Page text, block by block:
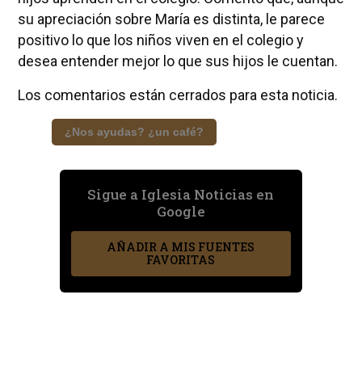
su apreciación sobre María es distinta, le parece
positivo lo que los niños viven en el colegio y
desea entender mejor lo que sus hijos le cuentan.
Los comentarios están cerrados para esta noticia.
¿Nos ayudas? ¿un café?
Sigue a Iglesia Noticias en
Google
AÑADIR A MIS FUENTES
FAVORITAS